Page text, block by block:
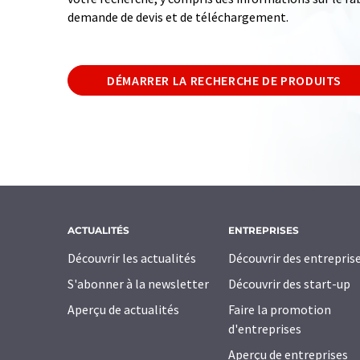
demande de devis et de téléchargement.
DÉMARRER LA RECHERCHE DE PRODUITS
ACTUALITÉS
Découvrir les actualités
S'abonner à la newsletter
Aperçu de actualités
ENTREPRISES
Découvrir des
Découvrir des start-up
Faire la promotion
d'entreprises
Aperçu de entreprises